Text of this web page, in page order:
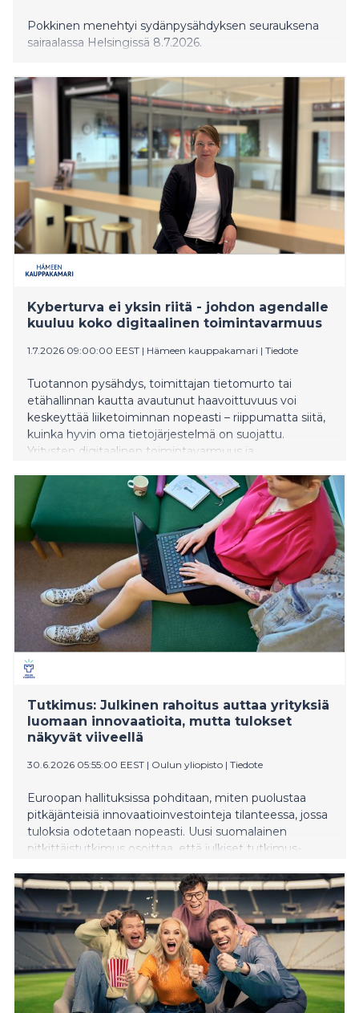
Pokkinen menehtyi sydänpysähdyksen seurauksena
sairaalassa Helsingissä 8.7.2026.
Kyberturva ei yksin riitä - johdon agendalle
kuuluu koko digitaalinen toimintavarmuus
1.7.2026 09:00:00 EEST | Hämeen kauppakamari | Tiedote
Tuotannon pysähdys, toimittajan tietomurto tai
etähallinnan kautta avautunut haavoittuvuus voi
keskeyttää liiketoiminnan nopeasti – riippumatta siitä,
kuinka hyvin oma tietojärjestelmä on suojattu.
Yritysten digitaalinen toimintavarmuus ja
liiketoiminnan jatkuvuutta, riskienhallintaa ja
varautumista. Hämeen kauppakamarin Digivaliokunta
kannustaa yrityksiä tarkastelemaan digitaalista
toimintavarmuutta sekä kyberturvallisuutta
ennakoivasti osana strategista johtamista ja
jatkuvuudenhallintaa. ”On hyvä muistaa, että riskit
eivät koske vain tietojärjestelmiä, vaan yhä useammin
myös verkkoon liitettyjä laitteita, tuotantoympäristöjä
ja ulkoisia digitaalisia sekä teknologisia riippuvuuksia”,
toteaa Hämeen kauppakamarin Digivaliokunnan
puheenjohtaja Piia Aaltonen.
Tutkimus: Julkinen rahoitus auttaa yrityksiä
luomaan innovaatioita, mutta tulokset
näkyvät viiveellä
30.6.2026 05:55:00 EEST | Oulun yliopisto | Tiedote
Euroopan hallituksissa pohditaan, miten puolustaa
pitkäjänteisiä innovaatioinvestointeja tilanteessa, jossa
tuloksia odotetaan nopeasti. Uusi suomalainen
pitkittäistutkimus osoittaa, että julkiset tutkimus-,
yritysten kykyä kehittää tärkeitä innovaatioita, mutta
vaikutukset rakentuvat vähitellen. Tutkimus tarjoaa
ajankohtaista näyttöä kansalliseen ja kansainväliseen
keskusteluun siitä, miten julkinen valta voi tehokkaasti
tukea innovaatiovetoista kasvua ja kilpailukykyä.